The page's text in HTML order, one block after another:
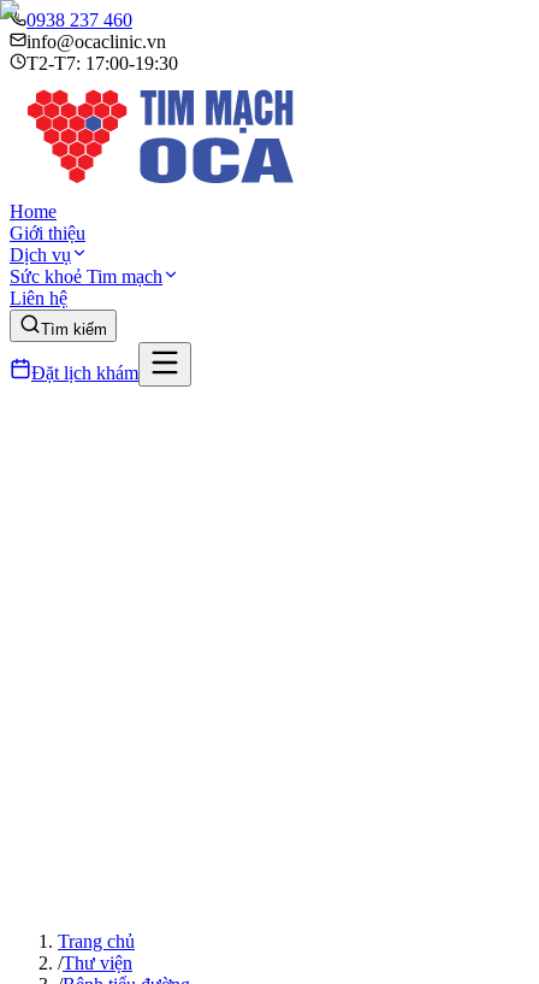
0938 237 460
info@ocaclinic.vn
T2-T7: 17:00-19:30
Home
Giới thiệu
Dịch vụ
Sức khoẻ Tim mạch
Liên hệ
Tìm kiếm
Đặt lịch khám
Trang chủ
/Thư viện